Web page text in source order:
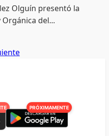
Olguín presentó la
del...
PRÓXIMAMENTE